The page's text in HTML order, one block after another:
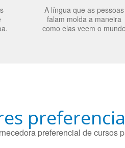
A língua que as pessoas
falam molda a maneira
como elas veem o mundo
preferencial de cursos